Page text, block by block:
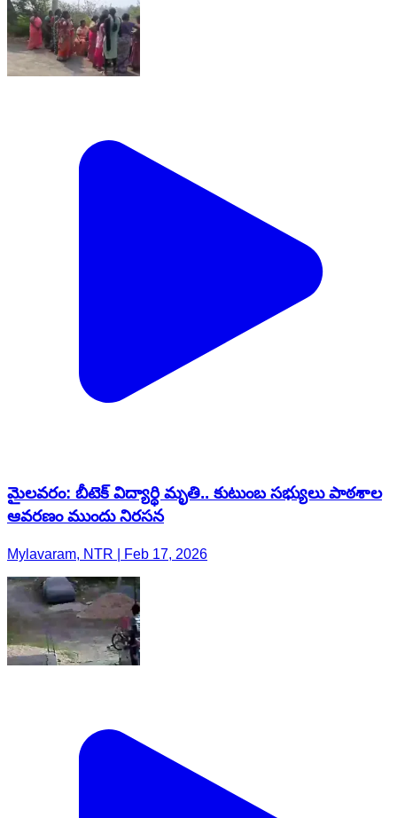
మైలవరం: బీటెక్ విద్యార్థి మృతి.. కుటుంబ సభ్యులు పాఠశాల
ఆవరణం ముందు నిరసన
Mylavaram, NTR | Feb 17, 2026